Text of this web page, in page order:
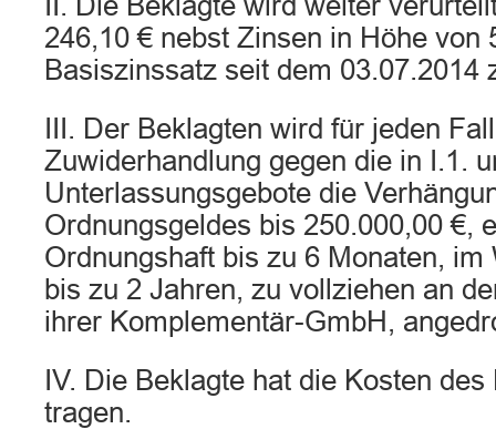
246,10 € nebst Zinsen in Höhe von
Basiszinssatz seit dem 03.07.2014
III. Der Beklagten wird für jeden
Zuwiderhandlung gegen die in I.1.
Unterlassungsgebote die
Ordnungsgeldes bis 250.000,00 €,
Ordnungshaft bis zu 6 Monaten, im
bis zu 2 Jahren, zu vollziehen an
ihrer Komplementär-GmbH,
IV. Die Beklagte hat die Kosten
tragen.